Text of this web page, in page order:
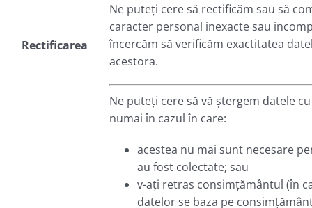
Rectificarea
Ne puteți cere să rectificăm sau să
caracter personal inexacte sau
încercăm să verificăm exactitatea
acestora.
Ne puteți cere să vă ștergem datele
numai în cazul în care:
acestea nu mai sunt necesare
au fost colectate; sau
v-ați retras consimțământul (în
datelor se baza pe